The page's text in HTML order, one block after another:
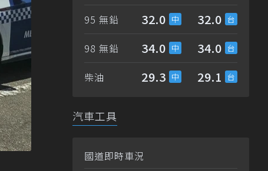
95 無鉛 32.0 32.0
98 無鉛 34.0 34.0
柴油 29.3 29.1
汽車工具
國道即時車況